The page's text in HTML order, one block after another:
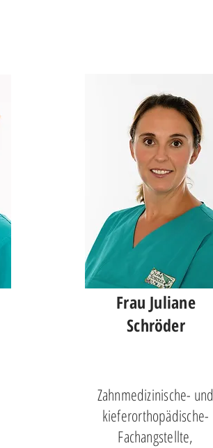
Frau Juliane
Schröder
Zahnmedizinische- und
kieferorthopädische-
Fachangstellte,